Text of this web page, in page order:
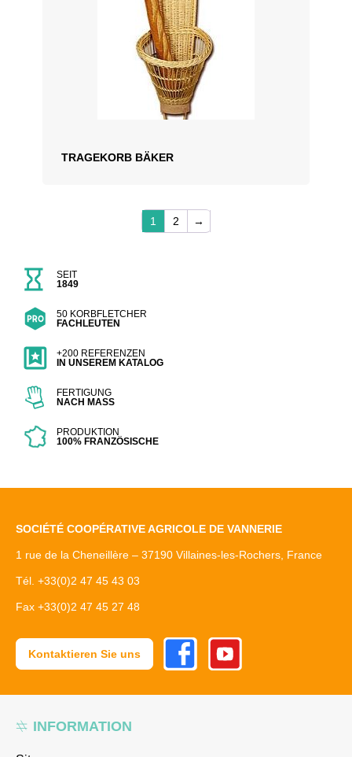
TRAGEKORB BÄKER
1 2 →
SEIT
1849
50 KORBFLETCHER
FACHLEUTEN
+200 REFERENZEN
IN UNSEREM KATALOG
FERTIGUNG
NACH MASS
PRODUKTION
100% FRANZÖSISCHE
INFORMATION
SOCIÉTÉ COOPÉRATIVE AGRICOLE DE VANNERIE
1 rue de la Cheneillère – 37190 Villaines-les-Rochers, France
Tél. +33(0)2 47 45 43 03
Fax +33(0)2 47 45 27 48
Kontaktieren Sie uns
FacebookYoutube